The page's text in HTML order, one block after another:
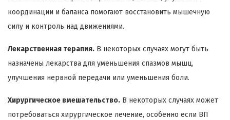
координации и баланса помогают восстановить мышечную
силу и контроль над движениями.
Лекарственная терапия. В некоторых случаях могут быть
назначены лекарства для уменьшения спазмов мышц,
улучшения нервной передачи или уменьшения боли.
Хирургическое вмешательство. В некоторых случаях может
потребоваться хирургическое лечение, особенно если ВП